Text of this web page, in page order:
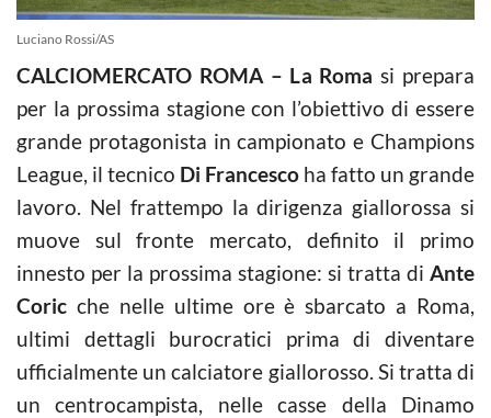
Luciano Rossi/AS
CALCIOMERCATO ROMA – La Roma si prepara
per la prossima stagione con l’obiettivo di essere
grande protagonista in campionato e Champions
League, il tecnico Di Francesco ha fatto un grande
lavoro. Nel frattempo la dirigenza giallorossa si
muove sul fronte mercato, definito il primo
innesto per la prossima stagione: si tratta di Ante
Coric che nelle ultime ore è sbarcato a Roma,
ultimi dettagli burocratici prima di diventare
ufficialmente un calciatore giallorosso. Si tratta di
un centrocampista, nelle casse della Dinamo